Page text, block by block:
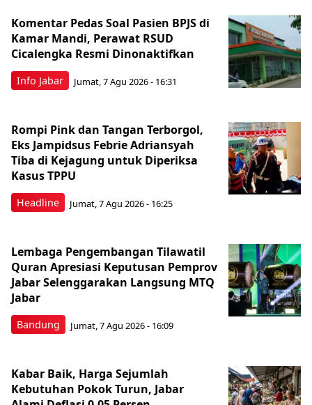
Info Jabar
Komentar Pedas Soal Pasien BPJS di
Kamar Mandi, Perawat RSUD
Cicalengka Resmi Dinonaktifkan
Jumat, 7 Agu 2026 - 16:31
Headline
Rompi Pink dan Tangan Terborgol,
Eks Jampidsus Febrie Adriansyah
Tiba di Kejagung untuk Diperiksa
Kasus TPPU
Jumat, 7 Agu 2026 - 16:25
Bandung
Lembaga Pengembangan Tilawatil
Quran Apresiasi Keputusan Pemprov
Jabar Selenggarakan Langsung MTQ
Jabar
Jumat, 7 Agu 2026 - 16:09
Kabar Baik, Harga Sejumlah
Kebutuhan Pokok Turun, Jabar